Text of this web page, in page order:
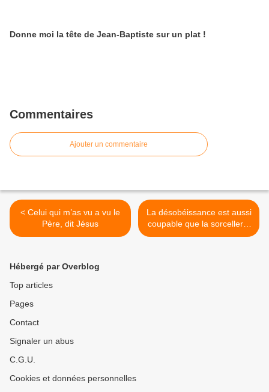
Donne moi la tête de Jean-Baptiste sur un plat !
Commentaires
Ajouter un commentaire
< Celui qui m’as vu a vu le
Père, dit Jésus
La désobéissance est aussi
coupable que la sorcellerie
>
Hébergé par Overblog
Top articles
Pages
Contact
Signaler un abus
C.G.U.
Cookies et données personnelles